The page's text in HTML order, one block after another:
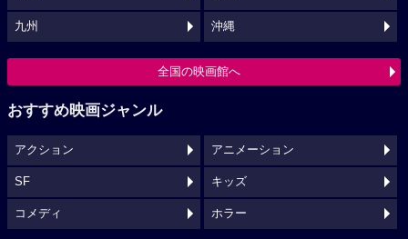
九州 沖縄
全国の映画館へ
おすすめ映画ジャンル
アクション アニメーション
SF キッズ
コメディ ホラー